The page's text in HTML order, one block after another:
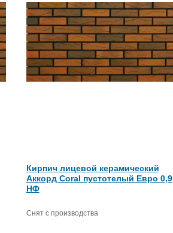
Кирпич лицевой керамический
Аккорд Coral пустотелый Евро 0,9
НФ
Снят с производства